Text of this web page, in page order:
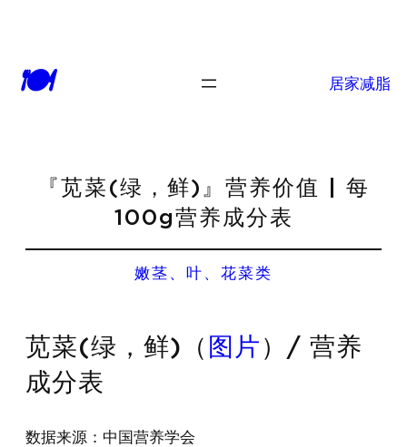
🍽 居家减脂
『苋菜(绿，鲜)』营养价值 | 每
100g营养成分表
嫩茎、叶、花菜类
苋菜(绿，鲜)（ 图片 ）/ 营养
成分表
数据来源：中国营养学会